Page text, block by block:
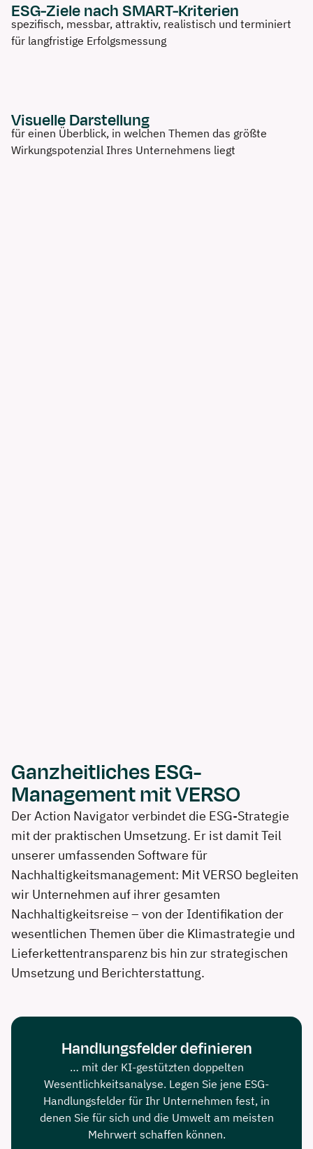
ESG-Ziele nach SMART-Kriterien
spezifisch, messbar, attraktiv, realistisch und terminiert
für langfristige Erfolgsmessung
Visuelle Darstellung
für einen Überblick, in welchen Themen das größte
Wirkungspotenzial Ihres Unternehmens liegt
Ganzheitliches ESG-
Management mit VERSO
Der Action Navigator verbindet die ESG-Strategie
mit der praktischen Umsetzung. Er ist damit Teil
unserer umfassenden Software für
Nachhaltigkeitsmanagement: Mit VERSO begleiten
wir Unternehmen auf ihrer gesamten
Nachhaltigkeitsreise – von der Identifikation der
wesentlichen Themen über die Klimastrategie und
Lieferkettentransparenz bis hin zur strategischen
Umsetzung und Berichterstattung.
Handlungsfelder definieren
… mit der KI-gestützten doppelten
Wesentlichkeitsanalyse. Legen Sie jene ESG-
Handlungsfelder für Ihr Unternehmen fest, in
denen Sie für sich und die Umwelt am meisten
Mehrwert schaffen können.